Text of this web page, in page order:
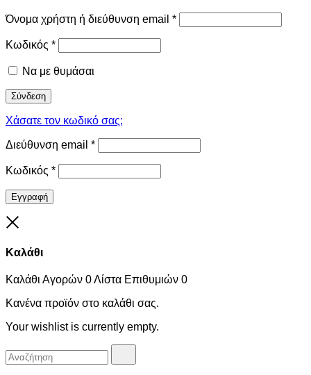
Όνομα χρήστη ή διεύθυνση email *
Κωδικός *
Να με θυμάσαι
Σύνδεση
Χάσατε τον κωδικό σας;
Διεύθυνση email *
Κωδικός *
Εγγραφή
Καλάθι
Καλάθι Αγορών 0Λίστα Επιθυμιών 0
Κανένα προϊόν στο καλάθι σας.
Your wishlist is currently empty.
Αναζήτησα
για: